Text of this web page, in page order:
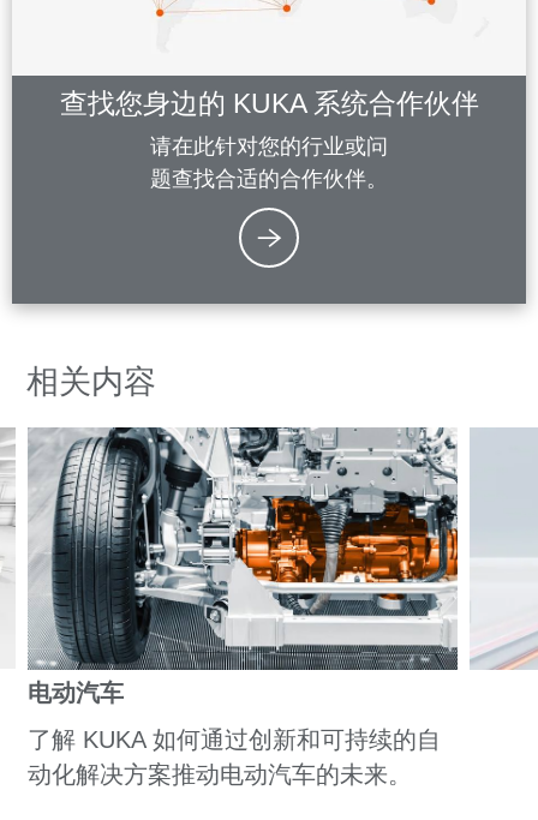
查找您身边的 KUKA 系统合作伙伴
请在此针对您的行业或问
题查找合适的合作伙伴。
相关内容
电动汽车
了解 KUKA 如何通过创新和可持续的自
动化解决方案推动电动汽车的未来。